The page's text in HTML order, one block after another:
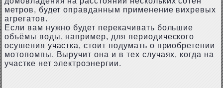
метров, будет оправданным применение вихревых
агрегатов.
Если вам нужно будет перекачивать большие
объёмы воды, например, для периодического
осушения участка, стоит подумать о приобретении
мотопомпы. Выручит она и в тех случаях, когда на
участке нет электроэнергии.